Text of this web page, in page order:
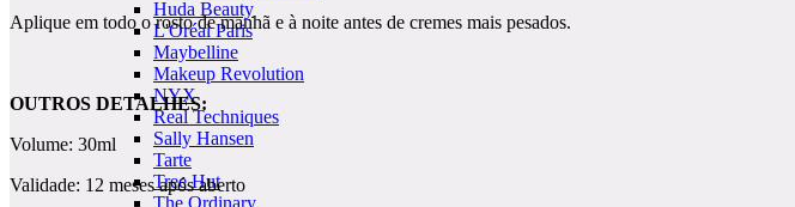
Huda Beauty
L'Oréal Paris
Maybelline
Makeup Revolution
NYX
Real Techniques
Sally Hansen
Tarte
Tree Hut
The Ordinary
Aplique em todo o rosto de manhã e à noite antes de cremes mais pesados.
OUTROS DETALHES:
Volume: 30ml
Validade: 12 meses após aberto